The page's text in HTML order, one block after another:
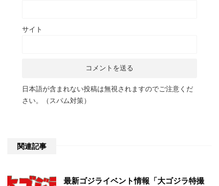
サイト
日本語が含まれない投稿は無視されますのでご注意くだ
さい。（スパム対策）
関連記事
最新ゴジライベント情報「大ゴジラ特撮